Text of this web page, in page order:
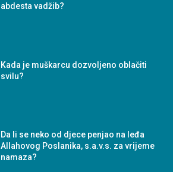
abdesta vadžib?
Kada je muškarcu dozvoljeno oblačiti
svilu?
Da li se neko od djece penjao na leđa
Allahovog Poslanika, s.a.v.s. za vrijeme
namaza?